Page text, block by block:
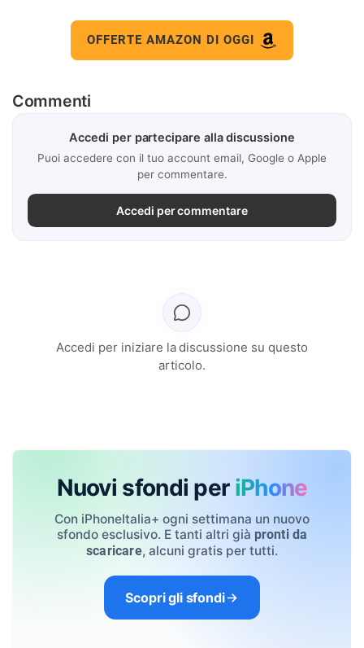
OFFERTE AMAZON DI OGGI
Commenti
Accedi per partecipare alla discussione
Puoi accedere con il tuo account email, Google o Apple
per commentare.
Accedi per commentare
Accedi per iniziare la discussione su questo
articolo.
Nuovi sfondi per iPhone
Con iPhoneItalia+ ogni settimana un nuovo
sfondo esclusivo. E tanti altri già pronti da
scaricare, alcuni gratis per tutti.
Scopri gli sfondi